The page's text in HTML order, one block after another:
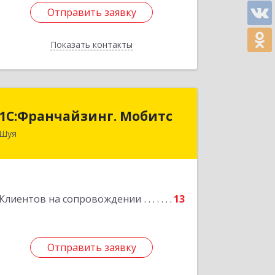
Отправить заявку
Показать контакты
Отправить заявку
Назад
1С:Франчайзинг. Мобитс
Шуя
Клиентов на сопровождении 13
Отправить заявку
1С:Франчайзинг. Мобитс
Отправить заявку